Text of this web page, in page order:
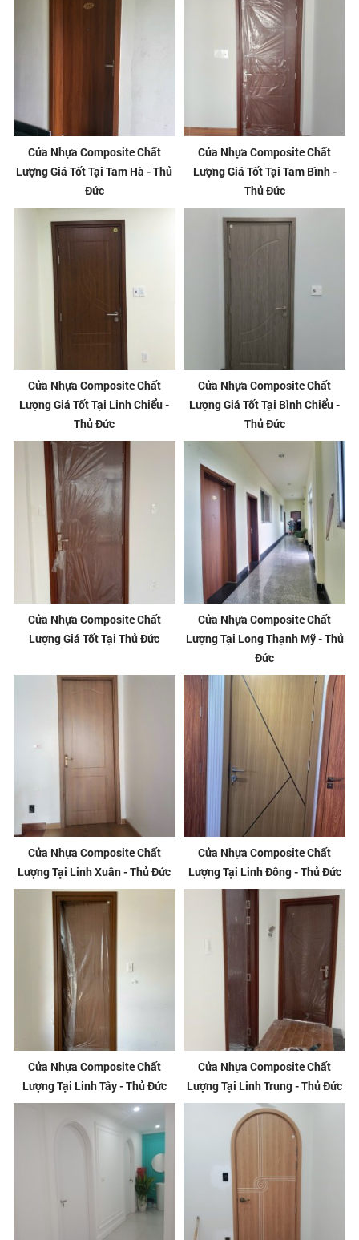
Cửa Nhựa Composite Chất
Lượng Giá Tốt Tại Tam Hà - Thủ
Đức
Cửa Nhựa Composite Chất
Lượng Giá Tốt Tại Tam Bình -
Thủ Đức
Cửa Nhựa Composite Chất
Lượng Giá Tốt Tại Linh Chiểu -
Thủ Đức
Cửa Nhựa Composite Chất
Lượng Giá Tốt Tại Bình Chiểu -
Thủ Đức
Cửa Nhựa Composite Chất
Lượng Giá Tốt Tại Thủ Đức
Cửa Nhựa Composite Chất
Lượng Tại Long Thạnh Mỹ - Thủ
Đức
Cửa Nhựa Composite Chất
Lượng Tại Linh Xuân - Thủ Đức
Cửa Nhựa Composite Chất
Lượng Tại Linh Đông - Thủ Đức
Cửa Nhựa Composite Chất
Lượng Tại Linh Tây - Thủ Đức
Cửa Nhựa Composite Chất
Lượng Tại Linh Trung - Thủ Đức